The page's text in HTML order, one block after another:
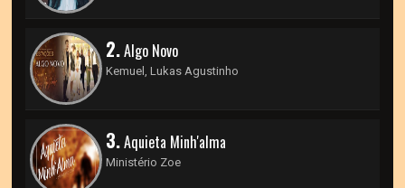
2.Algo Novo
Kemuel, Lukas Agustinho
3.Aquieta Minh'alma
Ministério Zoe